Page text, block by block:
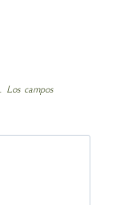
Los campos